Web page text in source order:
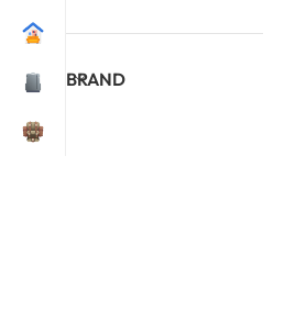
BRAND